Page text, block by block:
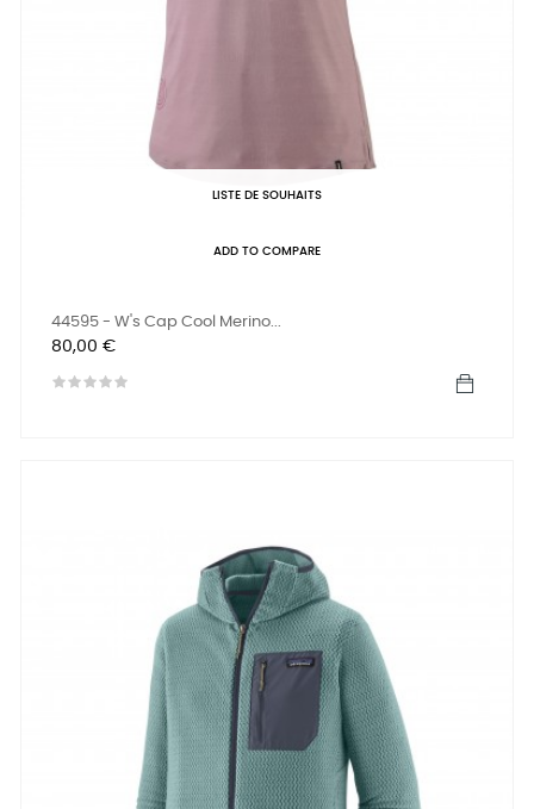
LISTE DE SOUHAITS
ADD TO COMPARE
44595 - W's Cap Cool Merino...
Prix
80,00 €